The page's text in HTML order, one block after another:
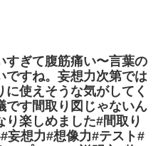
すぎて腹筋痛い〜言葉の
ですね。妄想力次第では
に使えそうな気がしてく
です間取り図じゃないん
り楽しめました#間取り
妄想力#想像力#テスト#